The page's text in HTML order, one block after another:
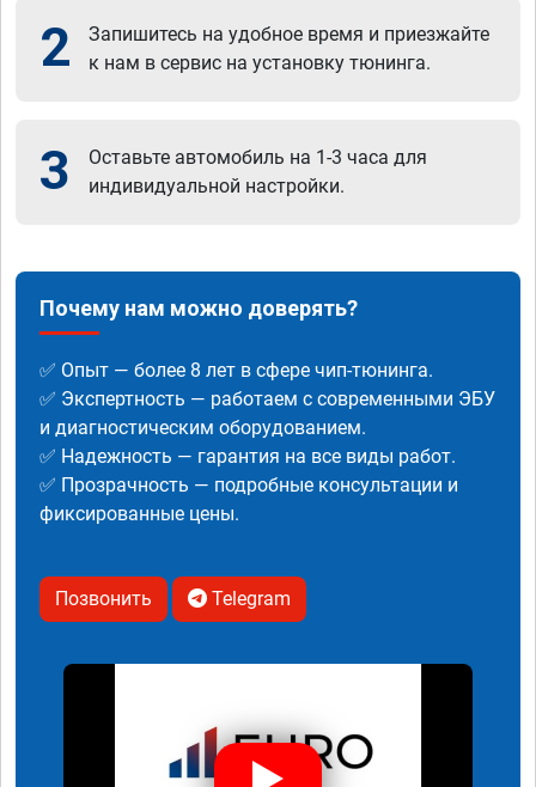
2
Запишитесь на удобное время и приезжайте
к нам в сервис на установку тюнинга.
3
Оставьте автомобиль на 1-3 часа для
индивидуальной настройки.
Почему нам можно доверять?
✅ Опыт — более 8 лет в сфере чип-тюнинга.
✅ Экспертность — работаем с современными ЭБУ
и диагностическим оборудованием.
✅ Надежность — гарантия на все виды работ.
✅ Прозрачность — подробные консультации и
фиксированные цены.
Позвонить Telegram